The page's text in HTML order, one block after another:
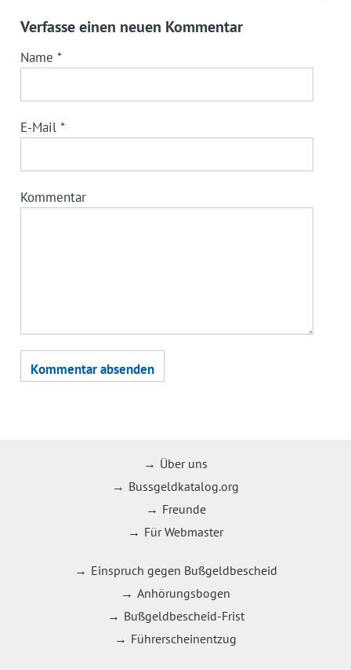
Verfasse einen neuen Kommentar
Name *
E-Mail *
Kommentar
Über uns
Bussgeldkatalog.org
Freunde
Für Webmaster
Einspruch gegen Bußgeldbescheid
Anhörungsbogen
Bußgeldbescheid-Frist
Führerscheinentzug